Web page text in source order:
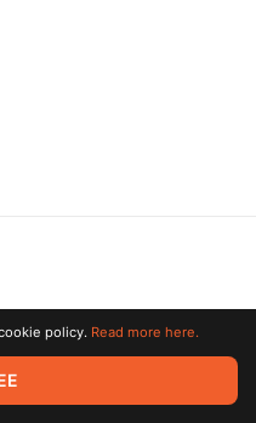
reserved. All trademarks
policy. Read more here.